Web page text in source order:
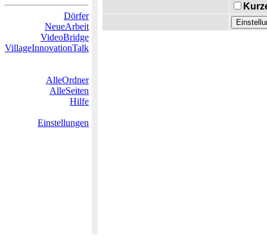
Dörfer
NeueArbeit
VideoBridge
VillageInnovationTalk
AlleOrdner
AlleSeiten
Hilfe
Einstellungen